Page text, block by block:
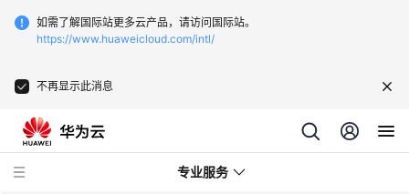
如需了解国际站更多云产品，请访问国际站。
https://www.huaweicloud.com/intl/
不再显示此消息
专业服务